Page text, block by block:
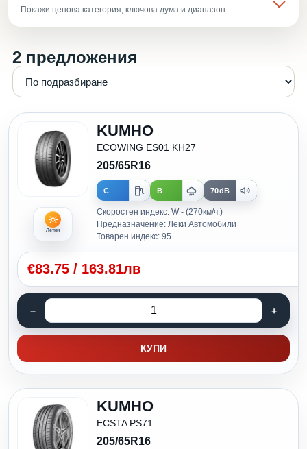
Покажи ценова категория, ключова дума и диапазон
2 предложения
Летни
KUMHO
ECOWING ES01 KH27
205/65R16
C B 70dB
Скоростен индекс: W - (270км/ч.)
Предназначение: Леки Автомобили
Товарен индекс: 95
€83.75 / 163.81лв
КУПИ
KUMHO
ECSTA PS71
205/65R16